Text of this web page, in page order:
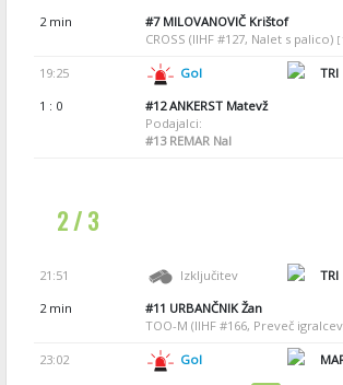
2 min
#7MILOVANOVIČ Krištof
CROSS (IIHF #127, Nalet s palico) [
19:25 Gol
TRI
1 : 0
#12ANKERST Matevž
Podajalci:
#13REMAR Nal
2 / 3
21:51 Izključitev
TRI
2 min
#11 URBANČNIK Žan
TOO-M (IIHF #166, Preveč
23:02 Gol